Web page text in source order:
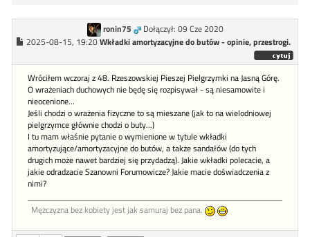
ronin75
Dołączył: 09 Cze 2020
2025-08-15, 19:20Wkładki amortyzacyjne do butów - opinie, przestrogi.
Wróciłem wczoraj z 48. Rzeszowskiej Pieszej Pielgrzymki na Jasną Górę.
O wrażeniach duchowych nie będę się rozpisywał - są niesamowite i
nieocenione...
Jeśli chodzi o wrażenia fizyczne to są mieszane (jak to na wielodniowej
pielgrzymce głównie chodzi o buty...)
I tu mam właśnie pytanie o wymienione w tytule wkładki
amortyzujące/amortyzacyjne do butów, a także sandałów (do tych
drugich może nawet bardziej się przydadzą). Jakie wkładki polecacie, a
jakie odradzacie Szanowni Forumowicze? Jakie macie doświadczenia z
nimi?
Mężczyzna bez kobiety jest jak samuraj bez pana.